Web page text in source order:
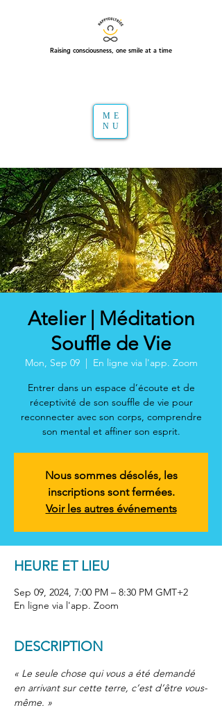
Raising consciousness, one smile at a time
ME
NU
Atelier | Méditation
Souffle de Vie
Mon, Sep 09
  |
En ligne via l'app. Zoom
Entrer dans un espace d’écoute et de
réceptivité de son souffle de vie pour
reconnecter avec son corps, comprendre
son mental et affiner son esprit.
Nous sommes désolés, les
inscriptions sont fermées.
Voir les autres événements
HEURE ET LIEU
Sep 09, 2024, 7:00 PM – 8:30 PM GMT+2
En ligne via l'app. Zoom
DESCRIPTION
« Le seule chose qui vous a été demandé
en arrivant sur cette terre, c’est d’être vous-
même. »